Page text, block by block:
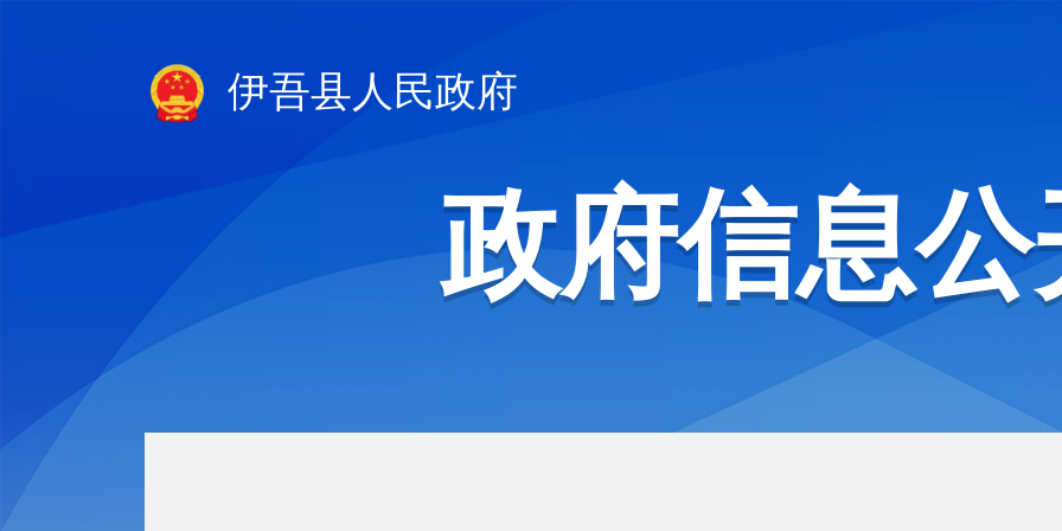
伊吾县人民政府
政府信息公